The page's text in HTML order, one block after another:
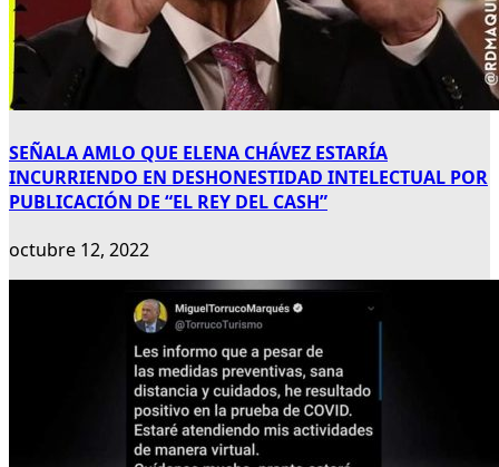
SEÑALA AMLO QUE ELENA CHÁVEZ ESTARÍA
INCURRIENDO EN DESHONESTIDAD INTELECTUAL POR
PUBLICACIÓN DE “EL REY DEL CASH”
octubre 12, 2022